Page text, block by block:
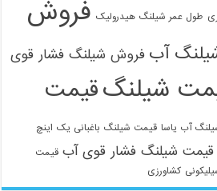
طول عمر شیلنگ هیدرولیک فروش
آب فروش شیلنگ فشار قوی
شیلنگقیمت
آب یاسا قیمت شیلنگ باغبانی یک اینچ
قیمت شیلنگ فشار قوی آب قیمت
کشاورزی